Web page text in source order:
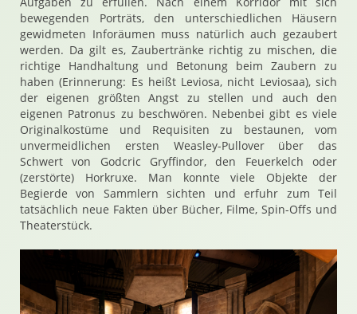
bewegenden Porträts, den unterschiedlichen Häusern
gewidmeten Inforäumen muss natürlich auch gezaubert
werden. Da gilt es, Zaubertränke richtig zu mischen, die
richtige Handhaltung und Betonung beim Zaubern zu
haben (Erinnerung: Es heißt Leviosa, nicht Leviosaa), sich
der eigenen größten Angst zu stellen und auch den
eigenen Patronus zu beschwören. Nebenbei gibt es viele
Originalkostüme und Requisiten zu bestaunen, vom
unvermeidlichen ersten Weasley-Pullover über das
Schwert von Godcric Gryffindor, den Feuerkelch oder
(zerstörte) Horkruxe. Man konnte viele Objekte der
Begierde von Sammlern sichten und erfuhr zum Teil
tatsächlich neue Fakten über Bücher, Filme, Spin-Offs und
Theaterstück.